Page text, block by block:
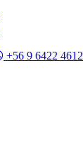
+56 9 6422 4612